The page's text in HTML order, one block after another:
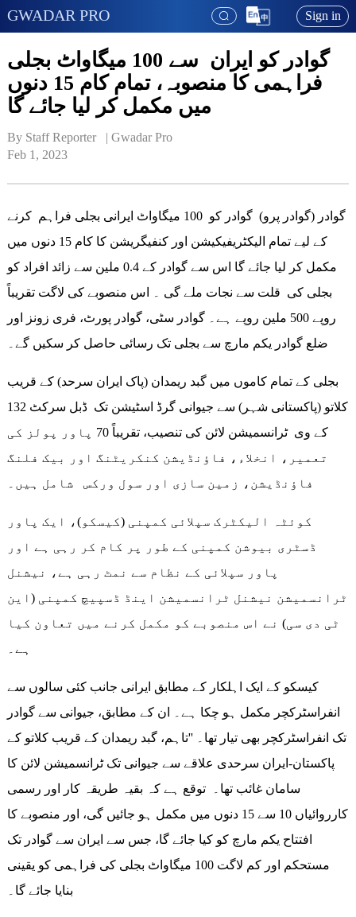
GWADAR PRO Sign in
گوادر کو ایران سے 100 میگاواٹ بجلی
فراہمی کا منصوبہ، تمام کام 15 دنوں
میں مکمل کر لیا جائے گا
By Staff Reporter   | Gwadar Pro
Feb 1, 2023
گوادر (گوادر پرو) گوادر کو 100 میگاواٹ ایرانی بجلی فراہم کرنے
کے لیے تمام الیکٹریفیکیشن اور کنفیگریشن کا کام 15 دنوں میں
مکمل کر لیا جائے گا اس سے گوادر کے 0.4 ملین سے زائد افراد کو
بجلی کی قلت سے نجات ملے گی ۔ اس منصوبے کی لاگت تقریباً
روپے 500 ملین روپے ہے۔ گوادر سٹی، گوادر پورٹ، فری زونز اور
ضلع گوادر یکم مارچ سے بجلی تک رسائی حاصل کر سکیں گے۔
بجلی کے تمام کاموں میں گبد ریمدان (پاک ایران سرحد) کے قریب
کلاتو (پاکستانی شہر) سے جیوانی گرڈ اسٹیشن تک ڈبل سرکٹ 132
کے وی ٹرانسمیشن لائن کی تنصیب، تقریباً 70 پاور پولز کی
تعمیر، انخلاء، فاؤنڈیشن کنکریٹنگ اور بیک فلنگ
کوئٹہ الیکٹرک سپلائی کمپنی (کیسکو)، ایک پاور
ڈسٹری بیوشن کمپنی کے طور پر کام کر رہی ہے اور
پاور سپلائی کے نظام سے نمٹ رہی ہے، نیشنل
ٹرانسمیشن نیشنل ٹرانسمیشن اینڈ ڈسپیچ کمپنی (این
ٹی دی سی) نے اس منصوبے کو مکمل کرنے میں تعاون کیا
ہے۔
کیسکو کے ایک اہلکار کے مطابق ایرانی جانب کئی سالوں سے
انفراسٹرکچر مکمل ہو چکا ہے۔ ان کے مطابق، جیوانی سے گوادر
تک انفراسٹرکچر بھی تیار تھا۔ ''تاہم، گبد ریمدان کے قریب کلاتو کے
پاکستان-ایران سرحدی علاقے سے جیوانی تک ٹرانسمیشن لائن کا
سامان غائب تھا۔ توقع ہے کہ بقیہ طریقہ کار اور رسمی
کارروائیاں 10 سے 15 دنوں میں مکمل ہو جائیں گی، اور منصوبے کا
افتتاح یکم مارچ کو کیا جائے گا، جس سے ایران سے گوادر تک
مستحکم اور کم لاگت 100 میگاواٹ بجلی کی فراہمی کو یقینی
بنایا جائے گا۔